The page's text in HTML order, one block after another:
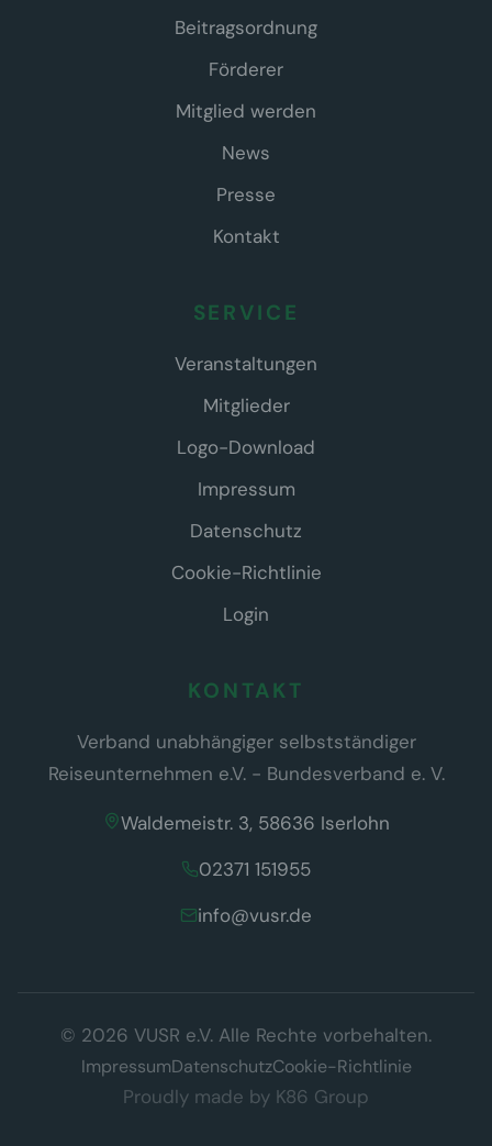
Beitragsordnung
Förderer
Mitglied werden
News
Presse
Kontakt
SERVICE
Veranstaltungen
Mitglieder
Logo-Download
Impressum
Datenschutz
Cookie-Richtlinie
Login
KONTAKT
Verband unabhängiger selbstständiger
Reiseunternehmen e.V. - Bundesverband e. V.
Waldemeistr. 3, 58636 Iserlohn
02371 151955
info@vusr.de
© 2026 VUSR e.V. Alle Rechte vorbehalten.
ImpressumDatenschutzCookie-Richtlinie
Proudly made by K86 Group
Diese Website verwendet ausschließlich technisch notwendige
TDDDG). Es werden keine Tracking- oder Marketing-Cookies
eingesetzt.Datenschutzerklärung